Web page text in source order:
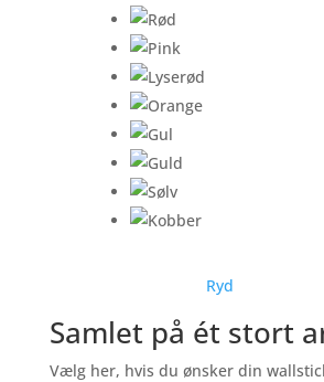
Ryd
Samlet på ét stort
Vælg her, hvis du ønsker din